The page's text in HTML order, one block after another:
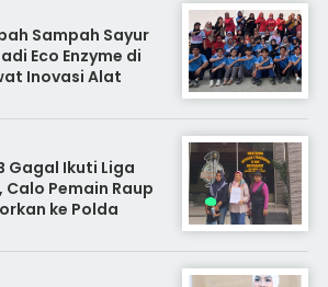
Sampah Sayur
Eco Enzyme di
Inovasi Alat
Gagal Ikuti Liga
Pemain Raup
ke Polda